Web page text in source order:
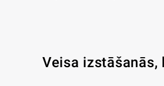
Veisa izstāšanās,